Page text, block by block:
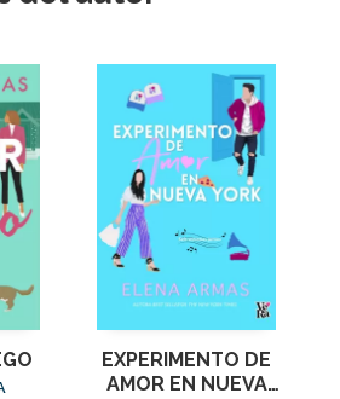
EXPERIMENTO DE
AMOR EN NUEVA